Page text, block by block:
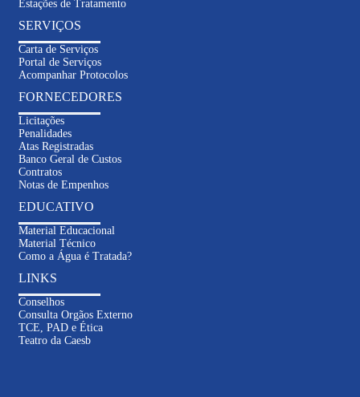
Estações de Tratamento
SERVIÇOS
Carta de Serviços
Portal de Serviços
Acompanhar Protocolos
FORNECEDORES
Licitações
Penalidades
Atas Registradas
Banco Geral de Custos
Contratos
Notas de Empenhos
EDUCATIVO
Material Educacional
Material Técnico
Como a Água é Tratada?
LINKS
Conselhos
Consulta Orgãos Externo
TCE, PAD e Ética
Teatro da Caesb